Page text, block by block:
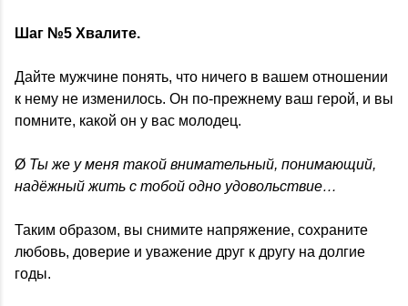
Шаг №5 Хвалите.
Дайте мужчине понять, что ничего в вашем отношении
к нему не изменилось. Он по-прежнему ваш герой, и вы
помните, какой он у вас молодец.
Ø Ты же у меня такой внимательный, понимающий,
надёжный жить с тобой одно удовольствие…
Таким образом, вы снимите напряжение, сохраните
любовь, доверие и уважение друг к другу на долгие
годы.